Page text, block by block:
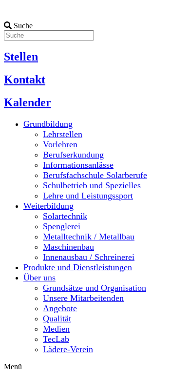
Suche
Stellen
Kontakt
Kalender
Grundbildung
Lehrstellen
Vorlehren
Berufserkundung
Informationsanlässe
Berufsfachschule Solarberufe
Schulbetrieb und Spezielles
Lehre und Leistungssport
Weiterbildung
Solartechnik
Spenglerei
Metalltechnik / Metallbau
Maschinenbau
Innenausbau / Schreinerei
Produkte und Dienstleistungen
Über uns
Grundsätze und Organisation
Unsere Mitarbeitenden
Angebote
Qualität
Medien
TecLab
Lädere-Verein
Menü